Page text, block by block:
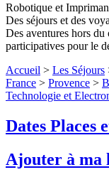
Imprimante
Electronique
vivant
Biomimétisme -
nature↓ Lire le
Robotique et
Des séjours et des
Des aventures hors du
participatives pour le
Accueil > Les Séjours
France > Provence >
Technologie et
Dates Places
Ajouter à ma